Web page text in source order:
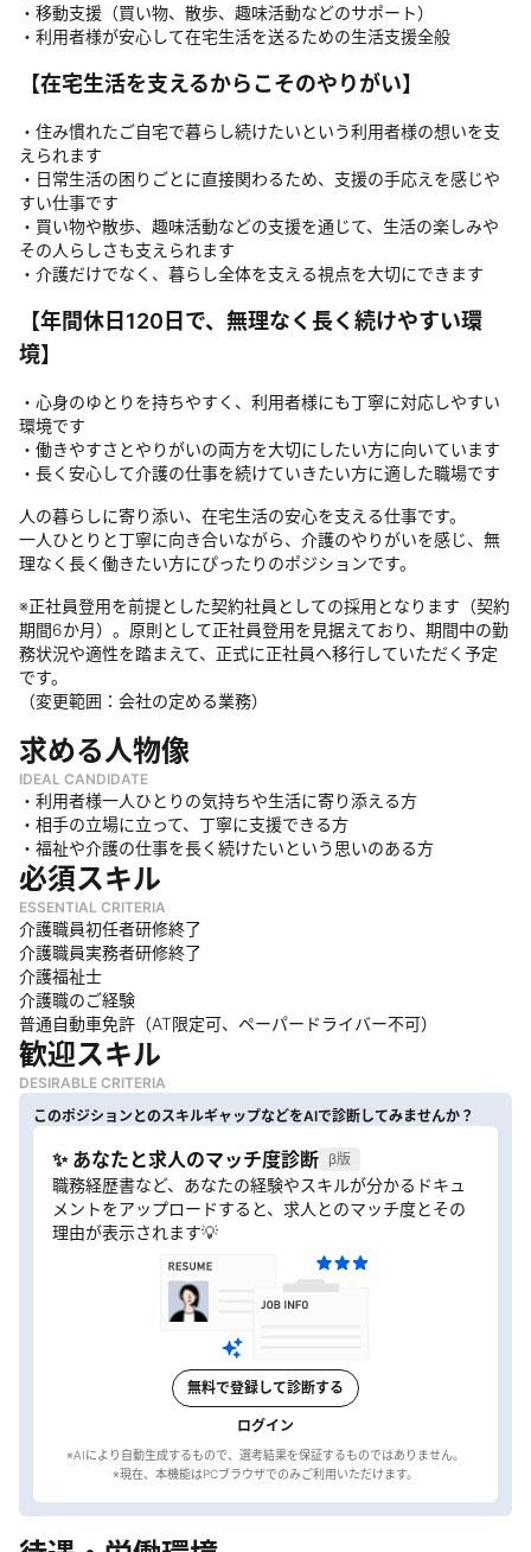
・移動支援（買い物、散歩、趣味活動などのサポート）
・利用者様が安心して在宅生活を送るための生活支援全般
【在宅生活を支えるからこそのやりがい】
・住み慣れたご自宅で暮らし続けたいという利用者様の想いを支
えられます
・日常生活の困りごとに直接関わるため、支援の手応えを感じや
すい仕事です
・買い物や散歩、趣味活動などの支援を通じて、生活の楽しみや
その人らしさも支えられます
・介護だけでなく、暮らし全体を支える視点を大切にできます
【年間休日120日で、無理なく長く続けやすい環
境】
・心身のゆとりを持ちやすく、利用者様にも丁寧に対応しやすい
環境です
・働きやすさとやりがいの両方を大切にしたい方に向いています
・長く安心して介護の仕事を続けていきたい方に適した職場です
人の暮らしに寄り添い、在宅生活の安心を支える仕事です。
一人ひとりと丁寧に向き合いながら、介護のやりがいを感じ、無
理なく長く働きたい方にぴったりのポジションです。
※正社員登用を前提とした契約社員としての採用となります（契約
期間6か月）。原則として正社員登用を見据えており、期間中の勤
務状況や適性を踏まえて、正式に正社員へ移行していただく予定
です。
（変更範囲：会社の定める業務）
求める人物像
IDEAL CANDIDATE
・利用者様一人ひとりの気持ちや生活に寄り添える方
・相手の立場に立って、丁寧に支援できる方
・福祉や介護の仕事を長く続けたいという思いのある方
必須スキル
ESSENTIAL CRITERIA
介護職員初任者研修終了
介護職員実務者研修終了
介護福祉士
介護職のご経験
普通自動車免許（AT限定可、ペーパードライバー不可）
歓迎スキル
DESIRABLE CRITERIA
このポジションとのスキルギャップなどをAIで診断してみませんか？
✨ あなたと求人のマッチ度診断 β版
職務経歴書など、あなたの経験やスキルが分かるドキュ
メントをアップロードすると、求人とのマッチ度とその
理由が表示されます💡
無料で登録して診断する
ログイン
※AIにより自動生成するもので、選考結果を保証するものではありません。